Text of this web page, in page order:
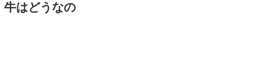
牛はどうなの